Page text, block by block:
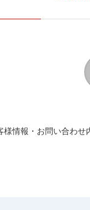
様情報・お問い合わ